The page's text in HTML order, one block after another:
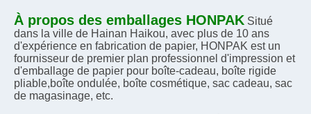
À propos des emballages HONPAK Situé
dans la ville de Hainan Haikou, avec plus de 10 ans
d'expérience en fabrication de papier, HONPAK est un
fournisseur de premier plan professionnel d'impression et
d'emballage de papier pour boîte-cadeau, boîte rigide
pliable,boîte ondulée, boîte cosmétique, sac cadeau, sac
de magasinage, etc.